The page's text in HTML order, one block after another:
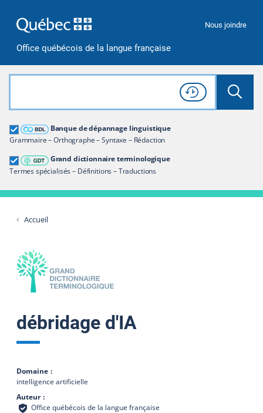
Office québécois de la langue française
Nous joindre
Rechercher dans tout le site
Lancer
Consulter l'
Historique
de recherche
Banque de dépannage linguistique
Grammaire – Orthographe – Syntaxe – Rédaction
Grand dictionnaire terminologique
Termes spécialisés – Définitions – Traductions
Grand dictionnaire terminologique
Restreindre aux termes
Accueil
débridage d'IA
Domaine
intelligence artificielle
Auteur
Office québécois de la langue française